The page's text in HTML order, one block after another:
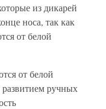
из дикарей
носа, так как
от белой
от белой
ручных